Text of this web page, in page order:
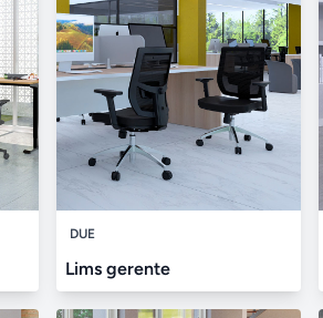
DUE
Lims gerente